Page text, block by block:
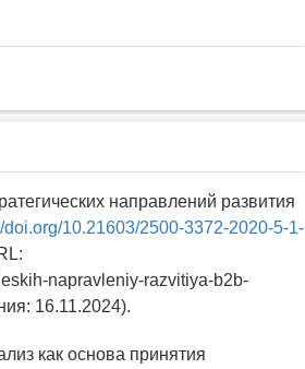
направлений развития
doi.org/10.21603/2500-3372-2020-5-1-
napravleniy-razvitiya-b2b-
16.11.2024).
как основа принятия